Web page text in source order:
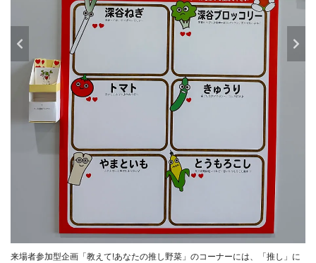
来場者参加型企画「教えて!あなたの推し野菜」のコーナーには、「推し」に